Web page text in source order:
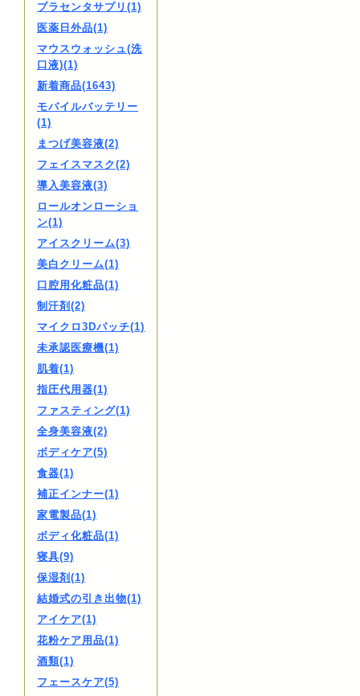
プラセンタサプリ(1)
医薬日外品(1)
マウスウォッシュ(洗
口液)(1)
新着商品(1643)
モバイルバッテリー
(1)
まつげ美容液(2)
フェイスマスク(2)
導入美容液(3)
ロールオンローショ
ン(1)
アイスクリーム(3)
美白クリーム(1)
口腔用化粧品(1)
制汗剤(2)
マイクロ3Dパッチ(1)
未承認医療機(1)
肌着(1)
指圧代用器(1)
ファスティング(1)
全身美容液(2)
ボディケア(5)
食器(1)
補正インナー(1)
家電製品(1)
ボディ化粧品(1)
寝具(9)
保湿剤(1)
結婚式の引き出物(1)
アイケア(1)
花粉ケア用品(1)
酒類(1)
フェースケア(5)